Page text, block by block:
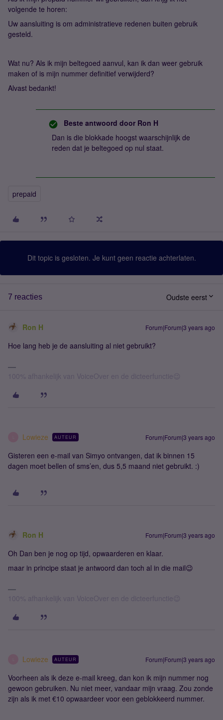
volgende te horen:
Uw aansluiting is om administratieve redenen buiten gebruik
gesteld.
Wat nu? Als ik mijn beltegoed aanvul, kan ik dan weer gebruik
maken of is mijn nummer definitief verwijderd?
Alvast bedankt!
Beste antwoord door Ron H
Dan is die blokkade hoogst waarschijnlijk de
reden dat je beltegoed op nul staat.
prepaid
Dit topic is gesloten. Je kunt geen reactie achterlaten.
7 reacties Oudste eerst
Ron H Forum|Forum|3 years ago
Hoe lang heb je de aansluiting al niet gebruikt?
100% afhankelijk van VoiceOver en de dicteerfunctie😉
Lowieze AUTEUR Forum|Forum|3 years ago
Gisteren een e-mail van Simyo ontvangen, dat ik binnen 15
dagen moet bellen of sms’en, dus 5,5 maand niet gebruikt. :)
Ron H Forum|Forum|3 years ago
Oh Dan ben je nog op tijd, opwaarderen en klaar.
maar in principe staat je antwoord dan toch al in die mail😉
100% afhankelijk van VoiceOver en de dicteerfunctie😉
Lowieze AUTEUR Forum|Forum|3 years ago
Voorheen als ik deze e-mail kreeg, dan kon ik mijn nummer nog
gewoon gebruiken. Nu niet meer, vandaar mijn vraag. Zou zonde
zijn als ik met €10 opwaardeer voor een geblokkeerd nummer.